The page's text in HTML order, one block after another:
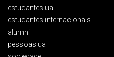
estudantes ua
estudantes internacionais
alumni
pessoas ua